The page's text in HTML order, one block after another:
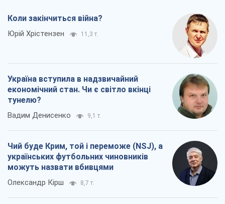
Коли закінчиться війна?
Юрій Хрістензен 11,3 т.
Україна вступила в надзвичайний
економічний стан. Чи є світло вкінці
тунелю?
Вадим Денисенко 9,1 т.
Чий буде Крим, той і переможе (NSJ), а
українських футбольних чиновників
можуть назвати вбивцями
Олександр Кірш 8,7 т.